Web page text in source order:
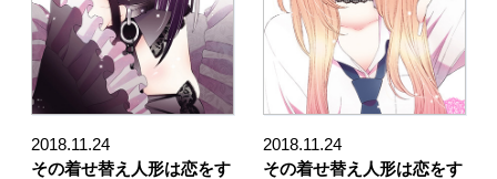
2018.11.24
その着せ替え人形は恋をす
2018.11.24
その着せ替え人形は恋をす